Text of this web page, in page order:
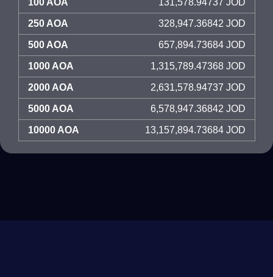
100 AOA 131,578.94737 JOD
250 AOA 328,947.36842 JOD
500 AOA 657,894.73684 JOD
1000 AOA 1,315,789.47368 JOD
2000 AOA 2,631,578.94737 JOD
5000 AOA 6,578,947.36842 JOD
10000 AOA 13,157,894.73684 JOD